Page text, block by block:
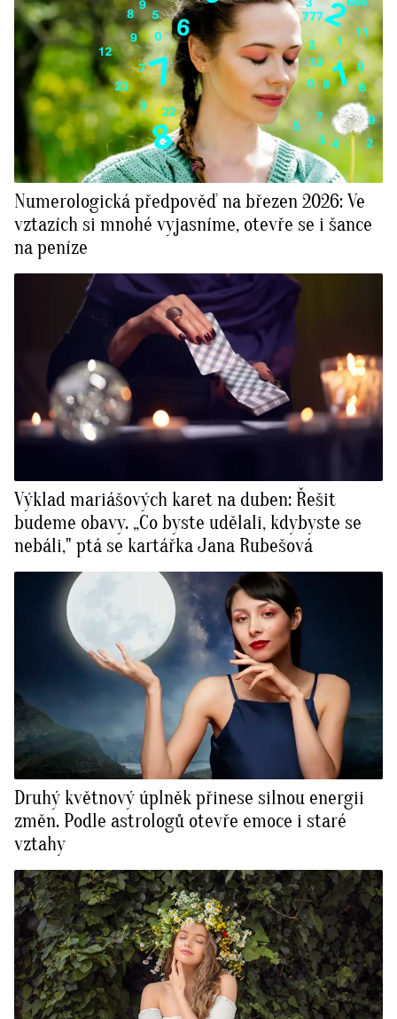
Numerologická předpověď na březen 2026: Ve
vztazích si mnohé vyjasníme, otevře se i šance
na peníze
Výklad mariášových karet na duben: Řešit
budeme obavy. „Co byste udělali, kdybyste se
nebáli," ptá se kartářka Jana Rubešová
Druhý květnový úplněk přinese silnou energii
změn. Podle astrologů otevře emoce i staré
vztahy